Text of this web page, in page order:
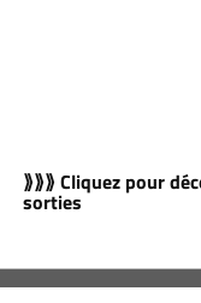
⟫⟫⟫ Cliquez pour
sorties